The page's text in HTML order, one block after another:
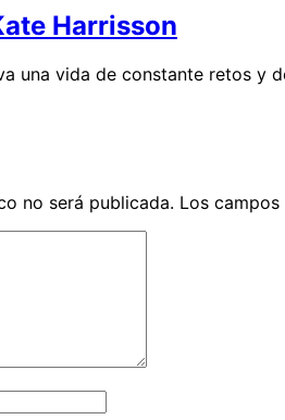
Harrisson
una vida de constante retos y
no será publicada. Los